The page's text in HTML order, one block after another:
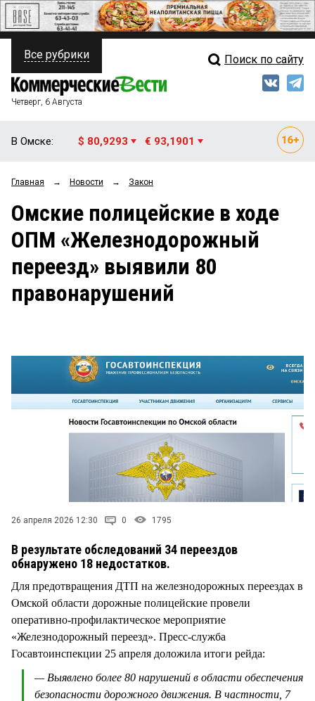
ПОЛИТИКА
ФИНАНСЫ
ОБЩЕСТВО
ЗАКОН
Свежий выпуск
Рейтинги
Блоги
Архив
Все рубрики Поиск по сайту
Четверг, 6 Августа
В Омске: $ 80,9293 € 93,1901
Главная → Новости → Закон
Омские полицейские в ходе
ОПМ «Железнодорожный
переезд» выявили 80
правонарушений
26 апреля 2026 12:30 0 1795
В результате обследований 34 переездов
обнаружено 18 недостатков.
Для предотвращения ДТП на железнодорожных переездах в
Омской области дорожные полицейские провели
оперативно-профилактическое мероприятие
«Железнодорожный переезд». Пресс-служба
Госавтоинспекции 25 апреля доложила итоги рейда:
— Выявлено более 80 нарушений в области обеспечения
безопасности дорожного движения. В частности, 7